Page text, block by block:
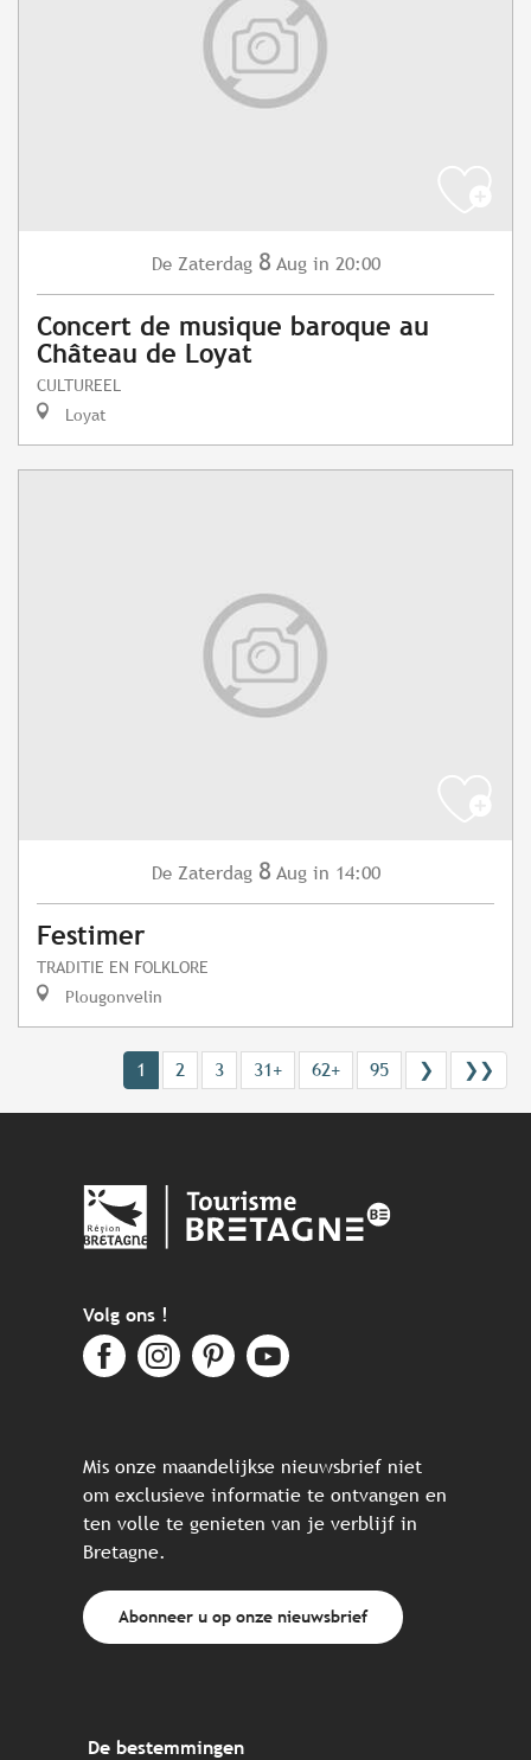
De Zaterdag 8 Aug in 20:00
Concert de musique baroque au
Château de Loyat
CULTUREEL
Loyat
De Zaterdag 8 Aug in 14:00
Festimer
TRADITIE EN FOLKLORE
Plougonvelin
1 2 3 31+ 62+ 95 ❯ ❯❯
Volg ons !
Mis onze maandelijkse nieuwsbrief niet
om exclusieve informatie te ontvangen en
ten volle te genieten van je verblijf in
Bretagne.
Abonneer u op onze nieuwsbrief
De bestemmingen